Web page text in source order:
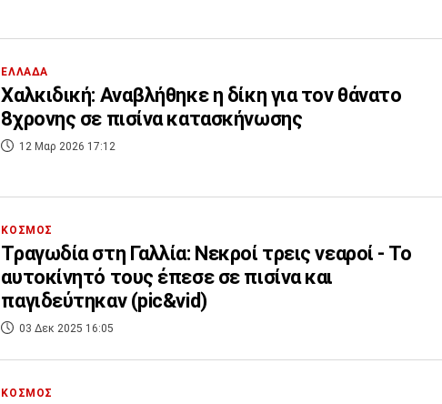
ΕΛΛΑΔΑ
Χαλκιδική: Αναβλήθηκε η δίκη για τον θάνατο
8χρονης σε πισίνα κατασκήνωσης
12 Μαρ 2026 17:12
ΚΟΣΜΟΣ
Τραγωδία στη Γαλλία: Νεκροί τρεις νεαροί - Το
αυτοκίνητό τους έπεσε σε πισίνα και
παγιδεύτηκαν (pic&vid)
03 Δεκ 2025 16:05
ΚΟΣΜΟΣ